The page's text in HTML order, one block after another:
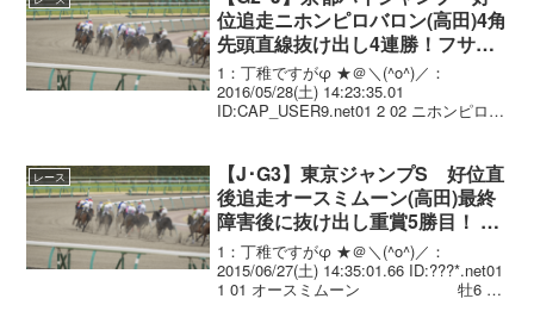
位追走ニホンピロバロン(高田)4角
先頭直線抜け出し4連勝！フサイ
チリシャール産駒JRA重賞初制覇
1：丁稚ですがφ ★＠＼(^o^)／：
2016/05/28(土) 14:23:35.01
ID:CAP_USER9.net01 2 02 ニホンピロバ
レース
【J･G3】東京ジャンプS 好位直
後追走オースミムーン(高田)最終
障害後に抜け出し重賞5勝目！ 圧
倒的人気エーシンホワイティ9着
1：丁稚ですがφ ★＠＼(^o^)／：
2015/06/27(土) 14:35:01.66 ID:???*.net01
1 01 オースミムーン 牡6 高